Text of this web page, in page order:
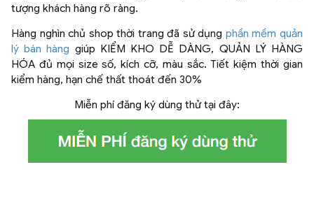
tượng khách hàng rõ ràng.
Hàng nghìn chủ shop thời trang đã sử dụng phần mềm quản
lý bán hàng giúp KIỂM KHO DỄ DÀNG, QUẢN LÝ HÀNG
HÓA đủ mọi size số, kích cỡ, màu sắc. Tiết kiệm thời gian
kiểm hàng, hạn chế thất thoát đến 30%
Miễn phí đăng ký dùng thử tại đây: